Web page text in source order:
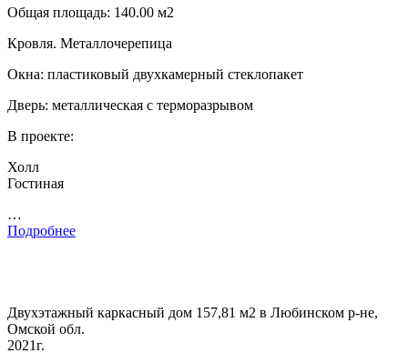
Общая площадь: 140.00 м2
Кровля. Металлочерепица
Окна: пластиковый двухкамерный стеклопакет
Дверь: металлическая с терморазрывом
В проекте:
Холл
Гостиная
…
Подробнее
Двухэтажный каркасный дом 157,81 м2 в Любинском р-не,
Омской обл.
2021г.